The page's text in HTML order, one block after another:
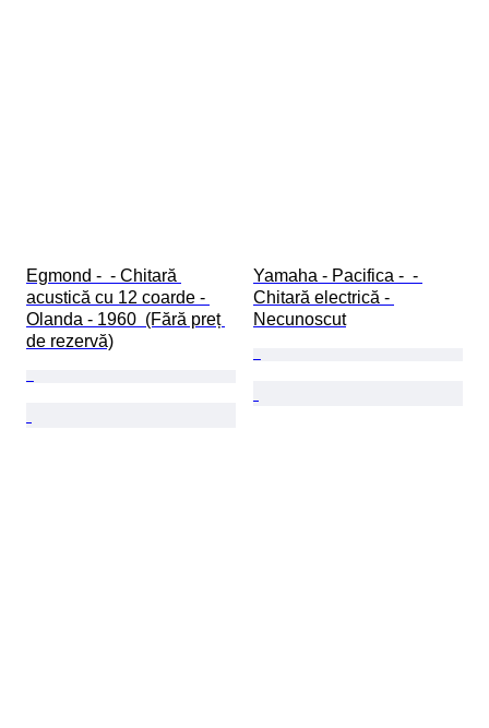
Egmond -  - Chitară
acustică cu 12 coarde -
Olanda - 1960  (Fără preț
de rezervă)
Yamaha - Pacifica -  -
Chitară electrică -
Necunoscut